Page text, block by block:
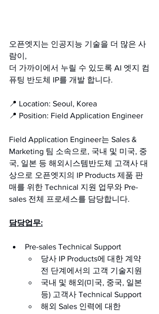
오픈엣지는 인공지능 기술을 더 많은 사
람이,
더 가까이에서 누릴 수 있도록 AI 엣지 컴
퓨팅 반도체 IP를 개발 합니다.
📍 Location: Seoul, Korea
📍 Position: Field Application Engineer
Field Application Engineer는 Sales &
Marketing 팀 소속으로, 국내 및 미국, 중
국, 일본 등 해외시스템반도체 고객사 대
상으로 오픈엣지의 IP Products 제품 판
매를 위한 Technical 지원 업무와 Pre-
sales 전체 프로세스를 담당합니다.
담당업무:
Pre-sales Technical Support
당사 IP Products에 대한 계약
전 단계에서의 고객 기술지원
국내 및 해외(미국, 중국, 일본
등) 고객사 Technical Support
해외 Sales 인력에 대한